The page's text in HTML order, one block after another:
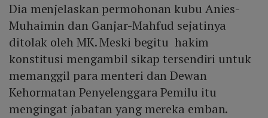
Dia menjelaskan permohonan kubu Anies-
Muhaimin dan Ganjar-Mahfud sejatinya
ditolak oleh MK. Meski begitu hakim
konstitusi mengambil sikap tersendiri untuk
memanggil para menteri dan Dewan
Kehormatan Penyelenggara Pemilu itu
mengingat jabatan yang mereka emban.